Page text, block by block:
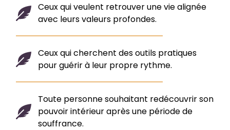
Ceux qui veulent retrouver une vie alignée
avec leurs valeurs profondes.
Ceux qui cherchent des outils pratiques
pour guérir à leur propre rythme.
Toute personne souhaitant redécouvrir son
pouvoir intérieur après une période de
souffrance.